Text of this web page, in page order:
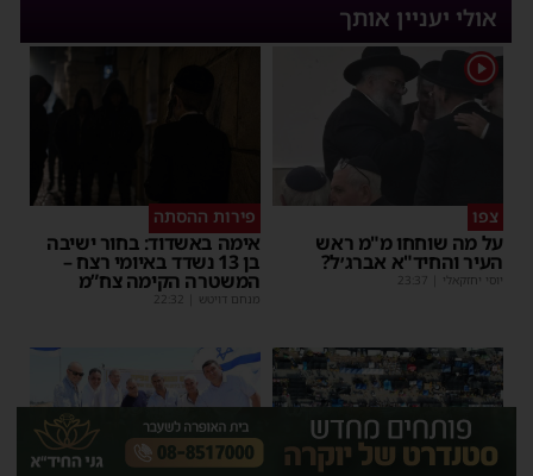
אולי יעניין אותך
1
צפו
על מה שוחחו מ"מ ראש
העיר והחיד"א אברג׳ל?
יוסי יחזקאלי 23:37
פירות ההסתה
אימה באשדוד: בחור ישיבה
בן 13 נשדד באיומי רצח –
המשטרה הקימה צח”מ
מנחם דויטש 22:32